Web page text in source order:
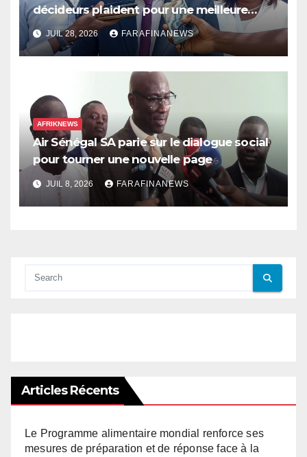
décideurs plaident pour une meilleure
prise en compte de l’économie des soins
en Afrique
JUIL 28, 2026 FARAFINANEWS
AFRIKNEWS
Air Sénégal SA parie sur le dialogue social
pour tourner une nouvelle page
JUIL 8, 2026 FARAFINANEWS
Articles Récents
Le Programme alimentaire mondial renforce ses
mesures de préparation et de réponse face à la